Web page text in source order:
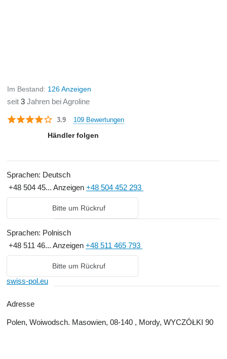
Im Bestand: 126 Anzeigen
seit 3 Jahren bei Agroline
3.9 109 Bewertungen
Händler folgen
Sprachen: Deutsch
+48 504 45... Anzeigen +48 504 452 293
Bitte um Rückruf
Sprachen: Polnisch
+48 511 46... Anzeigen +48 511 465 793
Bitte um Rückruf
swiss-pol.eu
Adresse
Polen, Woiwodsch. Masowien, 08-140 , Mordy, WYCZÓŁKI 90